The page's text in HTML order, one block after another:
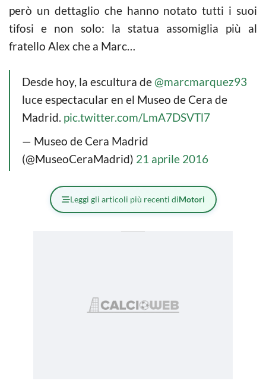
però un dettaglio che hanno notato tutti i suoi
tifosi e non solo: la statua assomiglia più al
fratello Alex che a Marc…
Desde hoy, la escultura de@marcmarquez93
luce espectacular en el Museo de Cera de
Madrid. pic.twitter.com/LmA7DSVTl7
— Museo de Cera Madrid
(@MuseoCeraMadrid) 21 aprile 2016
Leggi gli articoli più recenti diMotori